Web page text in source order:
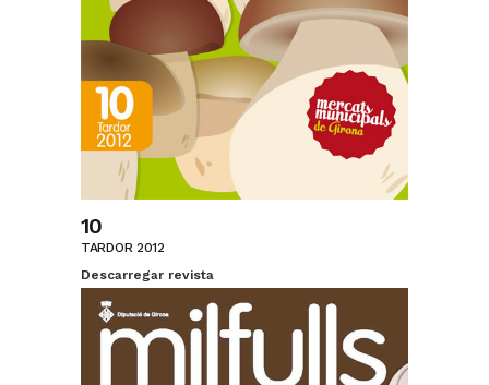
10
TARDOR 2012
Descarregar revista